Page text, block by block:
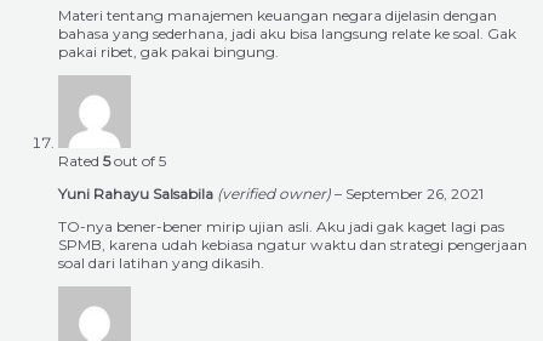
Materi tentang manajemen keuangan negara dijelasin dengan
bahasa yang sederhana, jadi aku bisa langsung relate ke soal. Gak
pakai ribet, gak pakai bingung.
Rated 5out of 5
Yuni Rahayu Salsabila (verified owner) – September 26, 2021
TO-nya bener-bener mirip ujian asli. Aku jadi gak kaget lagi pas
SPMB, karena udah kebiasa ngatur waktu dan strategi pengerjaan
soal dari latihan yang dikasih.